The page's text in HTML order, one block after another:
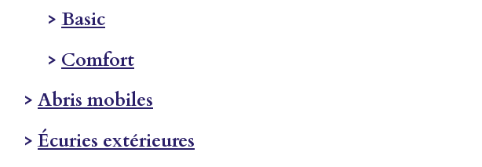
> Basic
> Comfort
> Abris mobiles
>Écuries extérieures